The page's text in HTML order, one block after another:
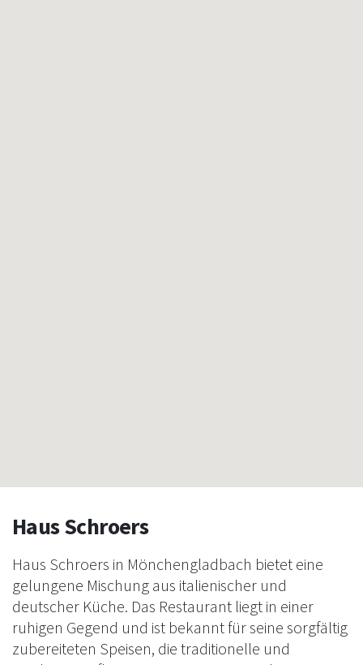
Haus Schroers
Haus Schroers in Mönchengladbach bietet eine
gelungene Mischung aus italienischer und
deutscher Küche. Das Restaurant liegt in einer
ruhigen Gegend und ist bekannt für seine sorgfältig
zubereiteten Speisen, die traditionelle und